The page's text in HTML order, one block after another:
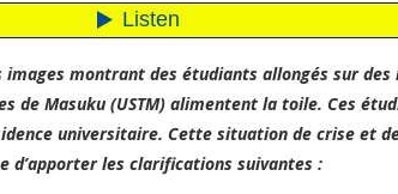
montrant des étudiants allongés sur des
de Masuku (USTM) alimentent la toile. Ces
universitaire. Cette situation de crise et
d’apporter les clarifications suivantes :